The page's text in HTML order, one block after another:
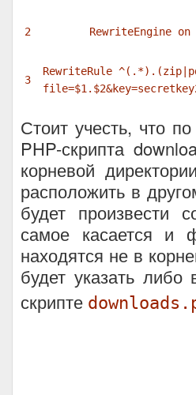
2 RewriteEngine on
3
RewriteRule
file=$1 . $2
Стоит учесть, что
PHP-скрипта
корневой
расположить в
будет произвести
самое касается и
находятся не в
будет указать
скрипте